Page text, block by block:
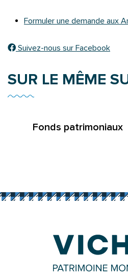
Formuler une demande aux
Suivez-nous sur Facebook
SUR LE MÊME
Fonds patrimoniaux